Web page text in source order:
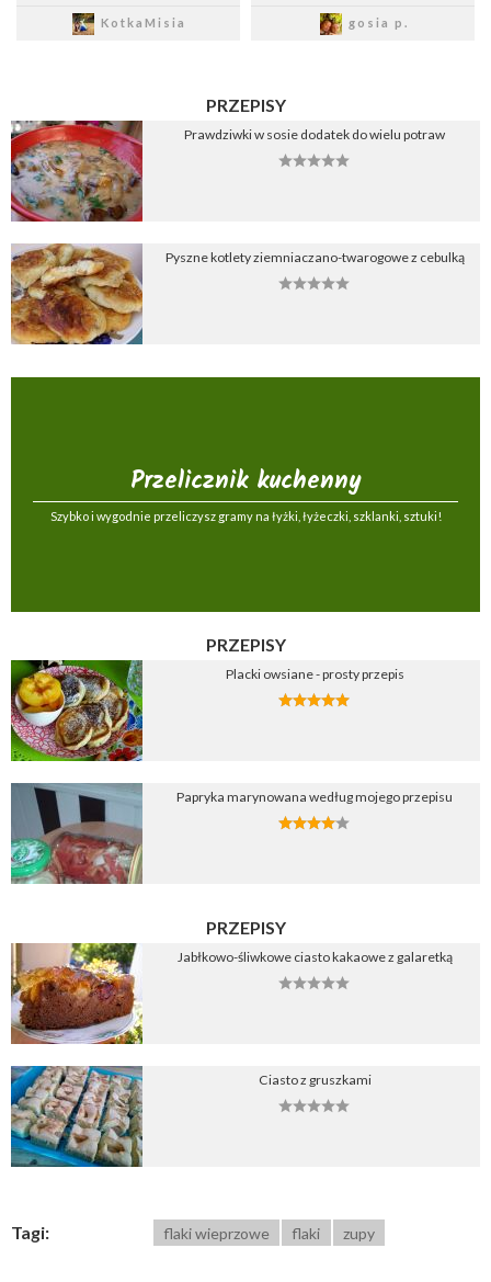
KotkaMisia gosia p.
Zapisz
PRZEPISY
Prawdziwki w sosie dodatek do wielu potraw
Pyszne kotlety ziemniaczano-twarogowe z cebulką
Przelicznik kuchenny
Szybko i wygodnie przeliczysz gramy na łyżki, łyżeczki, szklanki, sztuki!
PRZEPISY
Placki owsiane - prosty przepis
Papryka marynowana według mojego przepisu
PRZEPISY
Jabłkowo-śliwkowe ciasto kakaowe z galaretką
Ciasto z gruszkami
Tagi: flaki wieprzowe flaki zupy